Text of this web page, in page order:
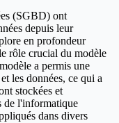
(SGBD) ont
depuis leur
en profondeur
rôle crucial du modèle
a permis une
les données, ce qui a
stockées et
de l'informatique
dans divers